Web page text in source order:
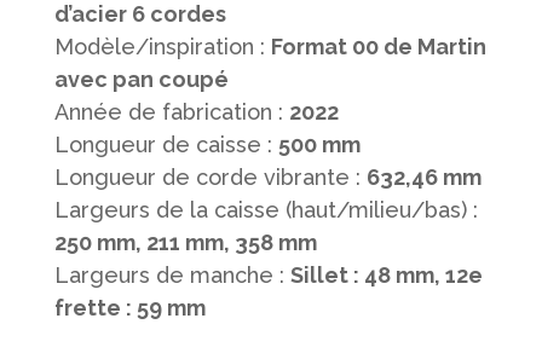
d’acier 6 cordes
Modèle/inspiration : Format 00 de Martin
avec pan coupé
Année de fabrication : 2022
Longueur de caisse : 500 mm
Longueur de corde vibrante : 632,46 mm
Largeurs de la caisse (haut/milieu/bas) :
250 mm, 211 mm, 358 mm
Largeurs de manche : Sillet : 48 mm, 12e
frette : 59 mm